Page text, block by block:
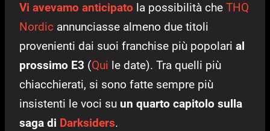
Vi avevamo anticipato la possibilità che THQ
Nordic annunciasse almeno due titoli
provenienti dai suoi franchise più popolari al
prossimo E3 (Qui le date). Tra quelli più
chiacchierati, si sono fatte sempre più
insistenti le voci su un quarto capitolo sulla
saga di Darksiders.